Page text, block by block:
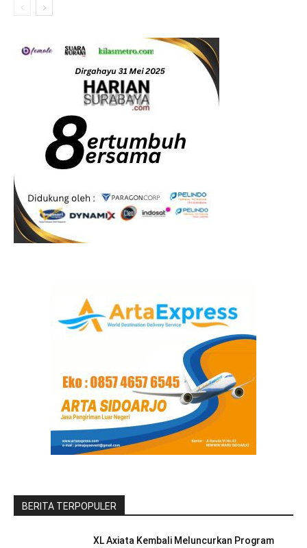
BERITA TERPOPULER
XL Axiata Kembali Meluncurkan Program